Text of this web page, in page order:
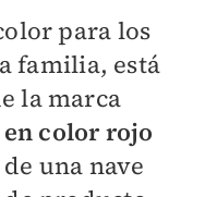
para los
familia, está
la marca
color rojo
una nave